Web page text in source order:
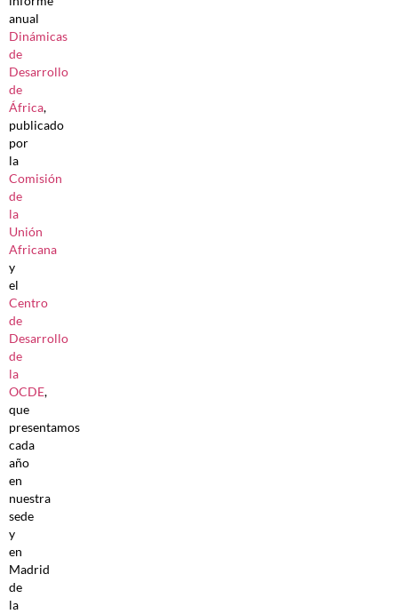
anual
Dinámicas
de
Desarrollo
de
África,
publicado
por
la
Comisión
de
la
Unión
Africana
y
el
Centro
de
Desarrollo
de
la
OCDE,
que
presentamos
cada
año
en
nuestra
sede
y
en
Madrid
de
la